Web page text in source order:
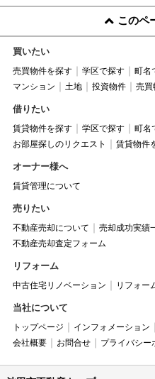
このペ
買いたい
売買物件を探す 学区で探す 町名
マンション
土地 投資物件 売買
借りたい
賃貸物件を探す 学区で探す 町名
お部屋探しのリクエスト
賃貸物件
オーナー様へ
賃貸管理について
売りたい
不動産売却について 売却成功実績
不動産売却査定フォーム
リフォーム
中古住宅リノベーション リフォー
当社について
トップページ インフォメーション
会社概要
お問合せ プライバシー